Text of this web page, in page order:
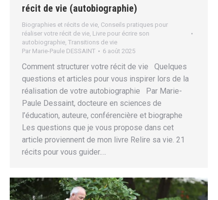
récit de vie (autobiographie)
Biographies et récits de vie Conseils pratiques pour
réaliser votre récit de vie Livre pour écrire son
autobiographie Transitions de vie
Par Marie-Paule DESSAINT 6 août 2025
Comment structurer votre récit de vie Quelques
questions et articles pour vous inspirer lors de la
réalisation de votre autobiographie Par Marie-
Paule Dessaint, docteure en sciences de
l’éducation, auteure, conférencière et biographe
Les questions que je vous propose dans cet
article proviennent de mon livre Relire sa vie. 21
récits pour vous guider.…